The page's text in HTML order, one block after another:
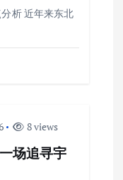
析 近年来东北
8 views
场追寻宇